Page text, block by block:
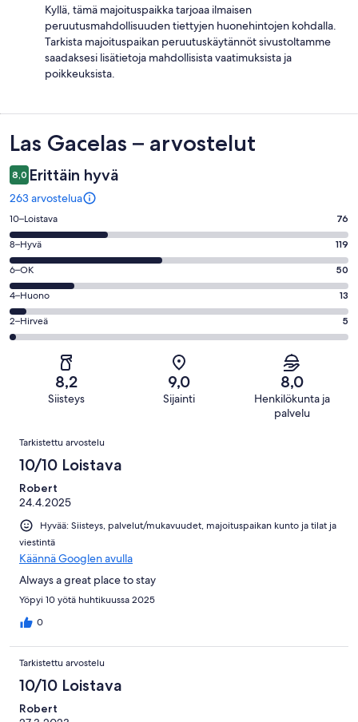
Kyllä, tämä majoituspaikka tarjoaa ilmaisen
peruutusmahdollisuuden tiettyjen huonehintojen kohdalla.
Tarkista majoituspaikan peruutuskäytännöt sivustoltamme
saadaksesi lisätietoja mahdollisista vaatimuksista ja
poikkeuksista.
Arvostelut
Las Gacelas – arvostelut
8,0 Erittäin hyvä
263 arvostelua
Arvosana
10
-
Loistava.
76
kautta
263
arvostelua
10–Loistava 76
Arvosana
8
-
Hyvä.
119
kautta
263
arvostelua
8–Hyvä 119
Arvosana
6
-
OK.
50
arvostelua
6–OK 50
Arvosana
4
-
4–Huono 13
Arvosana
2
arvostelua
2–Hirveä 5
8,2
Siisteys
9,0
Sijainti
8,0
Henkilökunta ja
palvelu
Arvostelut
Tarkistettu arvostelu
10/10 Loistava
Robert
24.4.2025
Hyvää: Siisteys, palvelut/mukavuudet, majoituspaikan kunto ja tilat ja
viestintä
Käännä Googlen avulla
Always a great place to stay
Yöpyi 10 yötä huhtikuussa 2025
0
Tarkistettu arvostelu
10/10 Loistava
Robert